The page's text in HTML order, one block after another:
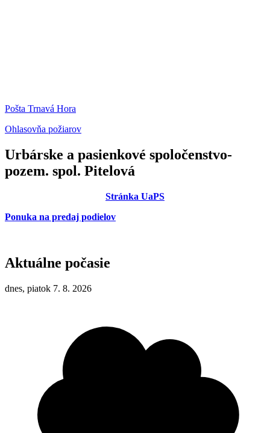
Pošta Trnavá Hora
Ohlasovňa požiarov
Urbárske a pasienkové spoločenstvo-
pozem. spol. Pitelová
Stránka UaPS
Ponuka na predaj podielov
Aktuálne počasie
dnes, piatok 7. 8. 2026